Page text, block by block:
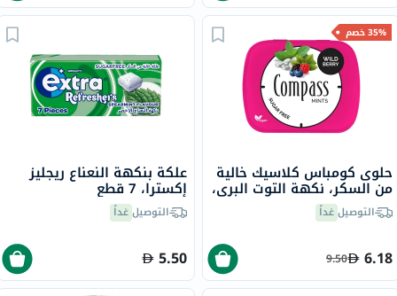
35% خصم
حلوى كومباس كلاسيك خالية
من السكر، نكهة التوت البري،
14 جرامالتوصيلغداً
6.18
9.50
علكة بنكهة النعناع ريجليز
إكسترا، 7 قطع
التوصيلغداً
5.50